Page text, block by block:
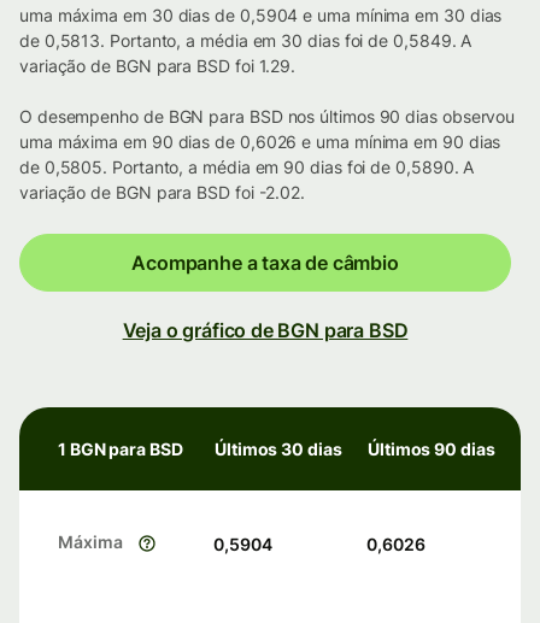
uma máxima em 30 dias de 0,5904 e uma mínima em 30 dias
de 0,5813. Portanto, a média em 30 dias foi de 0,5849. A
variação de BGN para BSD foi 1.29.
O desempenho de BGN para BSD nos últimos 90 dias observou
uma máxima em 90 dias de 0,6026 e uma mínima em 90 dias
de 0,5805. Portanto, a média em 90 dias foi de 0,5890. A
variação de BGN para BSD foi -2.02.
Acompanhe a taxa de câmbio
Veja o gráfico de BGN para BSD
1 BGN para BSD Últimos 30 dias Últimos 90 dias
Máxima 0,5904 0,6026